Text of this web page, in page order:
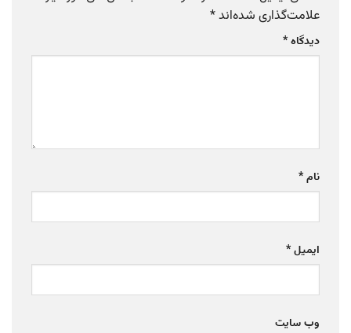
علامت‌گذاری شده‌اند*
دیدگاه*
نام*
ایمیل*
وب‌ سایت